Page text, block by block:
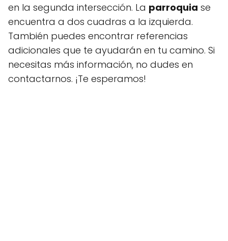
en la segunda intersección. La parroquia se
encuentra a dos cuadras a la izquierda.
También puedes encontrar referencias
adicionales que te ayudarán en tu camino. Si
necesitas más información, no dudes en
contactarnos. ¡Te esperamos!